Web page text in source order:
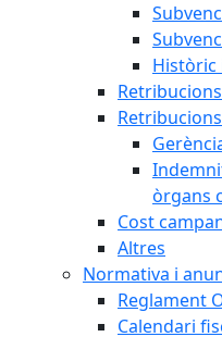
Històric
òrgans
Cost
Altres
Normativa i
Reglament
Calendari